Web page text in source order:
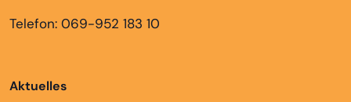
Telefon: 069-952 183 10
Aktuelles